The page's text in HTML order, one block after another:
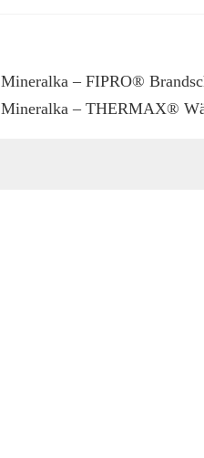
Mineralka – FIPRO®
Mineralka – THERMAX®